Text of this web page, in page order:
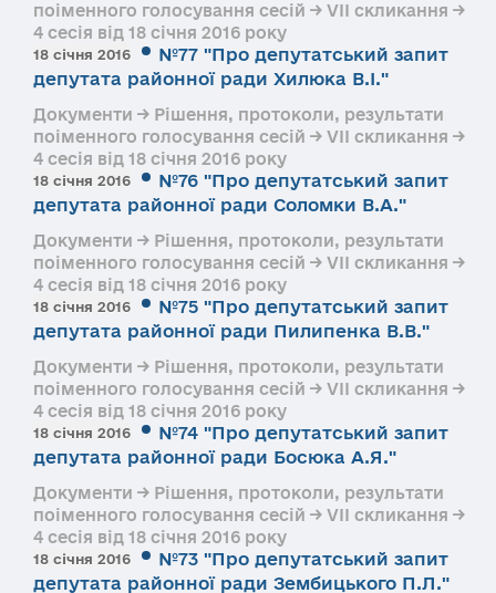
поіменного голосування сесій → VII скликання →
4 сесія від 18 січня 2016 року
18 січня 2016
№77 "Про депутатський запит
депутата районної ради Хилюка В.І."
Документи → Рішення, протоколи, результати
поіменного голосування сесій → VII скликання →
4 сесія від 18 січня 2016 року
18 січня 2016
№76 "Про депутатський запит
депутата районної ради Соломки В.А."
Документи → Рішення, протоколи, результати
поіменного голосування сесій → VII скликання →
4 сесія від 18 січня 2016 року
18 січня 2016
№75 "Про депутатський запит
депутата районної ради Пилипенка В.В."
Документи → Рішення, протоколи, результати
поіменного голосування сесій → VII скликання →
4 сесія від 18 січня 2016 року
18 січня 2016
№74 "Про депутатський запит
депутата районної ради Босюка А.Я."
Документи → Рішення, протоколи, результати
поіменного голосування сесій → VII скликання →
4 сесія від 18 січня 2016 року
18 січня 2016
№73 "Про депутатський запит
депутата районної ради Зембицького П.Л."